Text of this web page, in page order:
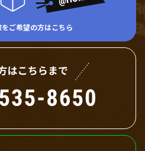
ご希望の方はこちら